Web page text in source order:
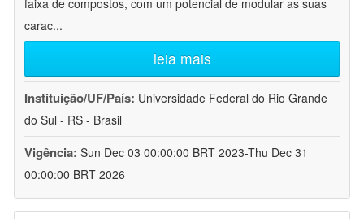
faixa de compostos, com um potencial de modular as suas
carac...
leia mais
Instituição/UF/País: Universidade Federal do Rio Grande
do Sul - RS - Brasil
Vigência: Sun Dec 03 00:00:00 BRT 2023-Thu Dec 31
00:00:00 BRT 2026